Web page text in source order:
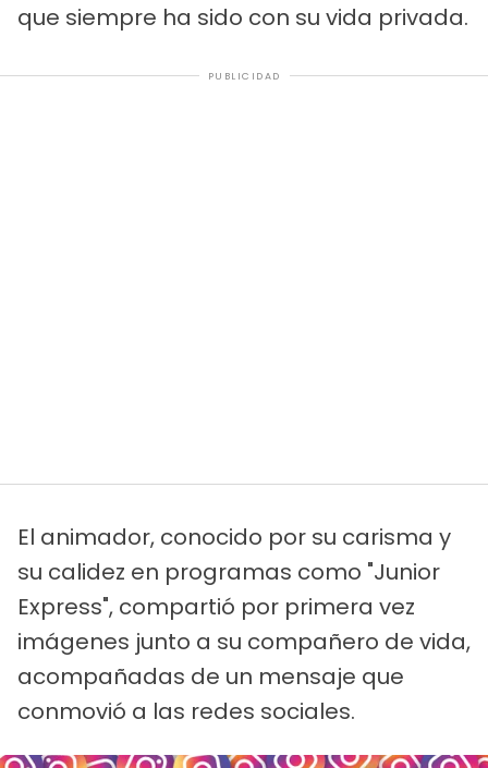
que siempre ha sido con su vida privada.
PUBLICIDAD
El animador, conocido por su carisma y
su calidez en programas como "Junior
Express", compartió por primera vez
imágenes junto a su compañero de vida,
acompañadas de un mensaje que
conmovió a las redes sociales.